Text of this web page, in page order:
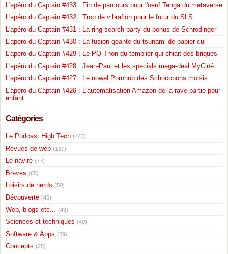
L'apéro du Captain #433 : Fin de parcours pour l'oeuf Tenga du metaverse
L'apéro du Captain #432 : Trop de vibrafion pour le futur du SLS
L'apéro du Captain #431 : La ring search party du bonus de Schrödinger
L'apéro du Captain #430 : La fusion géante du tsunami de papier cul
L'apéro du Captain #429 : Le PQ-Thon du templier qui chiait des briques
L'apéro du Captain #428 : Jean-Paul et les specials mega-deal MyCiné
L'apéro du Captain #427 : Le nowel Pornhub des Schocobons moisis
L'apéro du Captain #426 : L'automatisation Amazon de la rave partie pour
enfant
Catégories
Le Podcast High Tech (443)
Revues de web (137)
Le navire (77)
Breves (65)
Loisirs de nerds (50)
Découverte (45)
Web, blogs etc... (43)
Sciences et techniques (40)
Software & Apps (29)
Concepts (25)